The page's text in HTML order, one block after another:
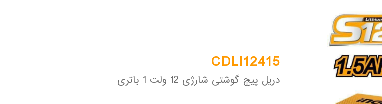
CDLI12415
دریل پیچ گوشتی شارژی 12 ولت 1 باتری